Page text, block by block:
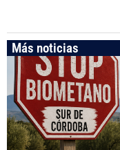
Más noticias